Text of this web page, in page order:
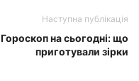
Наступна публікація
Гороскоп на сьогодні: що
приготували зірки